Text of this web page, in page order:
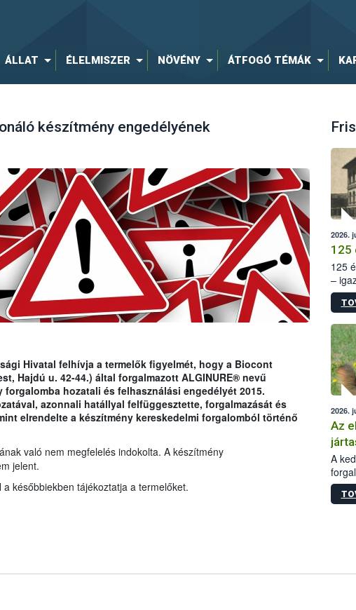
ÁLLAT ÉLELMISZER NÖVÉNY ÁTFOGÓ TÉMÁK
készítmény engedélyének
Hivatal felhívja a termelők figyelmét, hogy a Biocont
Hajdú u. 42-44.) által forgalmazott ALGINURE® nevű
hozatali és felhasználási engedélyét 2015.
azonnali hatállyal felfüggesztette, forgalmazását és
elrendelte a készítmény kereskedelmi forgalomból történő
való nem megfelelés indokolta. A készítmény
jelent.
későbbiekben tájékoztatja a termelőket.
2026.
125
125
–
15.
2026.
Az
A